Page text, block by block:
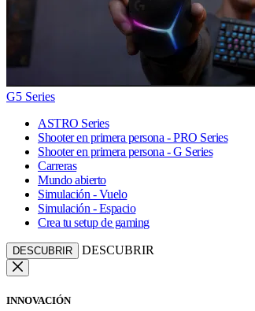
G5 Series
ASTRO Series
Shooter en primera persona - PRO Series
Shooter en primera persona - G Series
Carreras
Mundo abierto
Simulación - Vuelo
Simulación - Espacio
Crea tu setup de gaming
DESCUBRIR DESCUBRIR
INNOVACIÓN